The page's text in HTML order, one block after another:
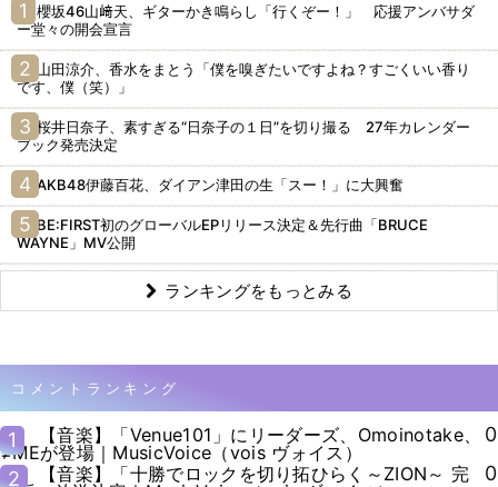
櫻坂46山﨑天、ギターかき鳴らし「行くぞー！」 応援アンバサダ
ー堂々の開会宣言
山田涼介、香水をまとう「僕を嗅ぎたいですよね？すごくいい香り
です、僕（笑）」
桜井日奈子、素すぎる“日奈子の１日”を切り撮る 27年カレンダー
ブック発売決定
AKB48伊藤百花、ダイアン津田の生「スー！」に大興奮
BE:FIRST初のグローバルEPリリース決定＆先行曲「BRUCE
WAYNE」MV公開
ランキングをもっとみる
コメントランキング
1
【音楽】「Venue101」にリーダーズ、Omoinotake、
≠MEが登場｜MusicVoice（vois ヴォイス）
0
2
【音楽】「十勝でロックを切り拓ひらく～ZION～ 完
0